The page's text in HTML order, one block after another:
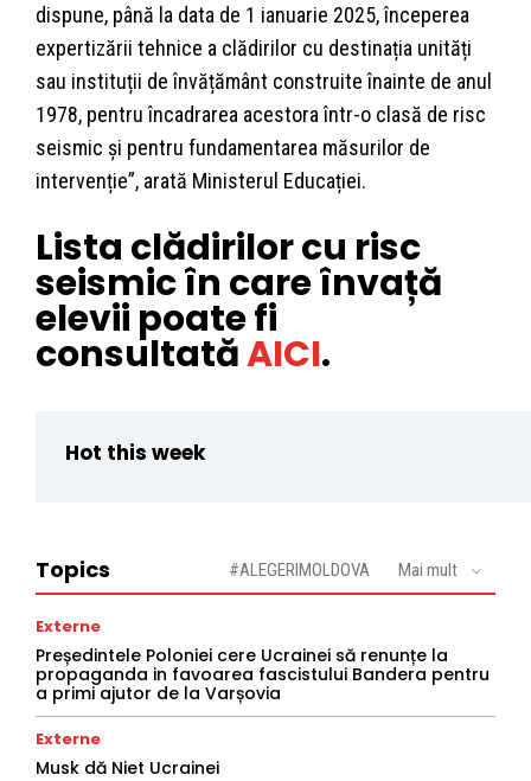
dispune, până la data de 1 ianuarie 2025, începerea
expertizării tehnice a clădirilor cu destinația unități
sau instituții de învățământ construite înainte de anul
1978, pentru încadrarea acestora într-o clasă de risc
seismic și pentru fundamentarea măsurilor de
intervenție”, arată Ministerul Educației.
Lista clădirilor cu risc
seismic în care învață
elevii poate fi
consultatăAICI.
Hot this week
Topics #ALEGERIMOLDOVA Mai mult
Externe
Președintele Poloniei cere Ucrainei să renunțe la
propaganda in favoarea fascistului Bandera pentru
a primi ajutor de la Varșovia
Externe
Musk dă Niet Ucrainei